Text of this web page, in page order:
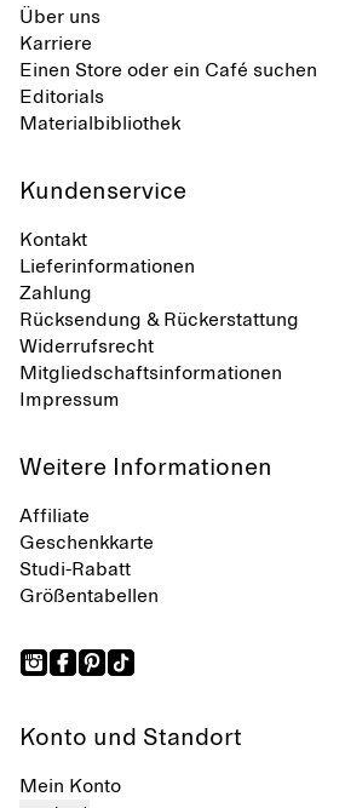
Über uns
Karriere
Einen Store oder ein Café suchen
Editorials
Materialbibliothek
Kundenservice
Kontakt
Lieferinformationen
Zahlung
Rücksendung & Rückerstattung
Widerrufsrecht
Mitgliedschaftsinformationen
Impressum
Weitere Informationen
Affiliate
Geschenkkarte
Studi-Rabatt
Größentabellen
Konto und Standort
Mein Konto